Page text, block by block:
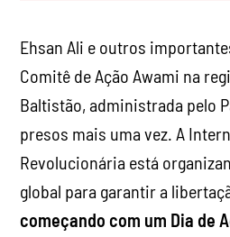
Ehsan Ali e outros
Comitê de Ação Awami na
Baltistão, administrada pelo
presos mais uma vez. A
Revolucionária está
global para garantir a
começando com um Dia de